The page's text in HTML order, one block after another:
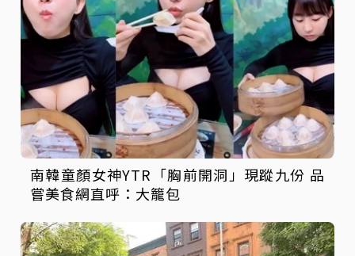
南韓童顏女神YTR「胸前開洞」現蹤九份 品
嘗美食網直呼：大籠包